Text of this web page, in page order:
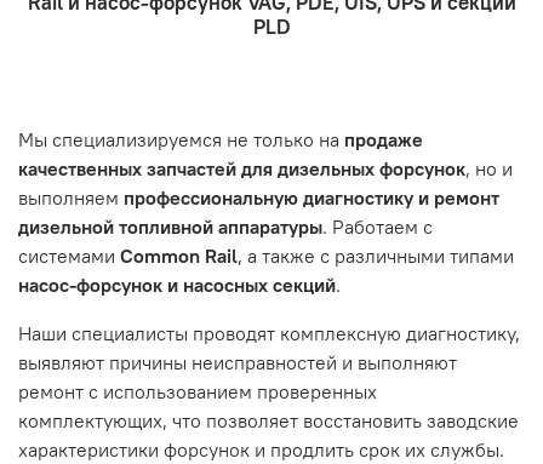
Проверьте правильность ввода информации: позиции
- Отправка по России и СНГ транспортной компанией,
находится в хорошем состоянии и что вы, как клиент,
знакомы с основными правилами обслуживания и
неисправности, вызванные нарушением правил
обслуживания или эксплуатации автомобиля. Если у вас
возникнут проблемы с отремонтированной системой,
мы обязательно разберемся в ситуации и предложим
решение. Однако если проблема вызвана одним из
перечисленных выше факторов, мы не сможем
Гарантия не распространяется на следующие случаи:
Истек гарантийный срок.
Товар является расходным материалом, который
PLD
Мы специализируемся не только на продаже
качественных запчастей для дизельных форсунок, но и
выполняем профессиональную диагностику и ремонт
дизельной топливной аппаратуры. Работаем с
системами Common Rail, а также с различными типами
насос-форсунок и насосных секций.
Наши специалисты проводят комплексную диагностику,
выявляют причины неисправностей и выполняют
ремонт с использованием проверенных
комплектующих, что позволяет восстановить заводские
характеристики форсунок и продлить срок их службы.